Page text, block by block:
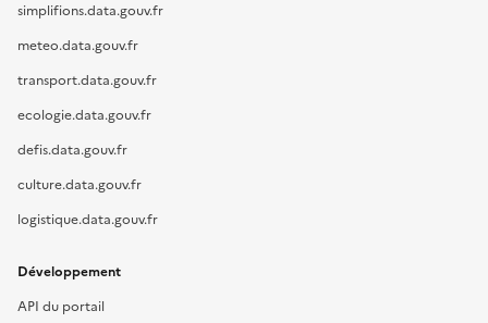
simplifions.data.gouv.fr
meteo.data.gouv.fr
transport.data.gouv.fr
ecologie.data.gouv.fr
defis.data.gouv.fr
culture.data.gouv.fr
logistique.data.gouv.fr
Développement
API du portail